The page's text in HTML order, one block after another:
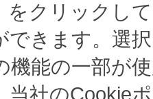
をクリックし
できます。選
機能の一部が
当社のCookie